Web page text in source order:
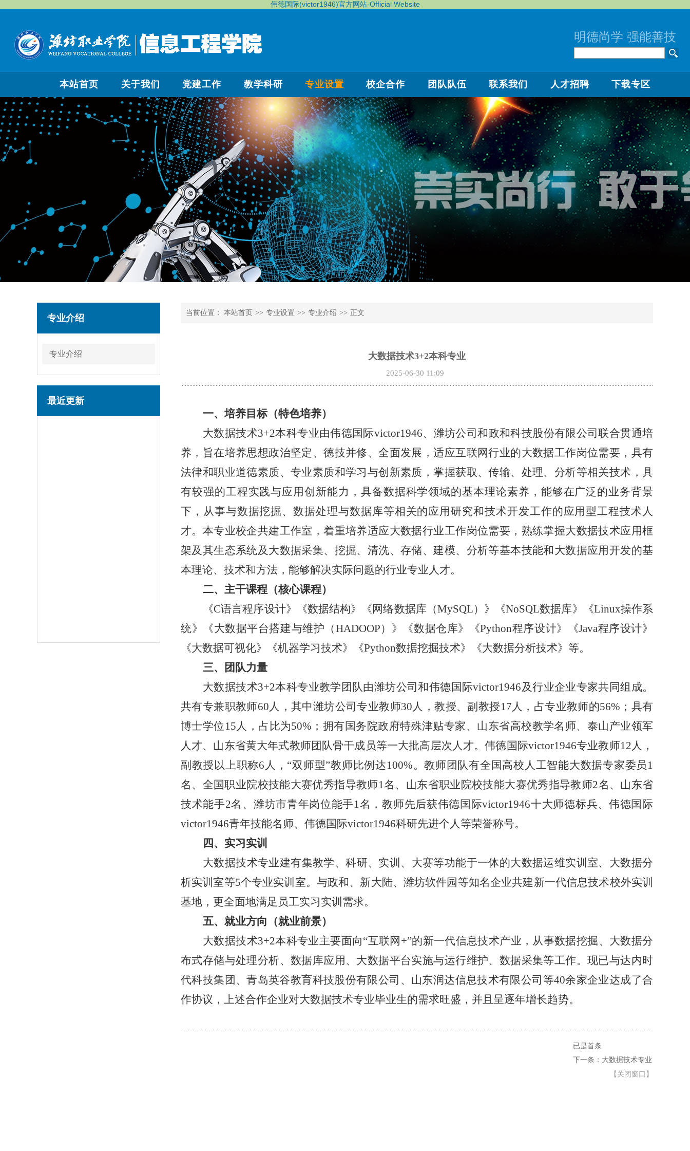
伟德国际(victor1946)官方网站-Official Website
明德尚学 强能善技
本站首页 关于我们 党建工作 教学科研 专业设置 校企合作 团队队伍 联系我们 人才招聘 下载专区
专业介绍
专业介绍
最近更新
当前位置： 本站首页 >> 专业设置 >> 专业介绍 >> 正文
大数据技术3+2本科专业
2025-06-30 11:09
一、培养目标（特色培养）
大数据技术3+2本科专业由伟德国际victor1946、潍坊公司和政和科技股份有限公司联合贯通培
养，旨在培养思想政治坚定、德技并修、全面发展，适应互联网行业的大数据工作岗位需要，具有
法律和职业道德素质、专业素质和学习与创新素质，掌握获取、传输、处理、分析等相关技术，具
有较强的工程实践与应用创新能力，具备数据科学领域的基本理论素养，能够在广泛的业务背景
下，从事与数据挖掘、数据处理与数据库等相关的应用研究和技术开发工作的应用型工程技术人
才。本专业校企共建工作室，着重培养适应大数据行业工作岗位需要，熟练掌握大数据技术应用框
架及其生态系统及大数据采集、挖掘、清洗、存储、建模、分析等基本技能和大数据应用开发的基
本理论、技术和方法，能够解决实际问题的行业专业人才。
二、主干课程（核心课程）
《C语言程序设计》《数据结构》《网络数据库（MySQL）》《NoSQL数据库》《Linux操作系
统》《大数据平台搭建与维护（HADOOP）》《数据仓库》《Python程序设计》《Java程序设计》
《大数据可视化》《机器学习技术》《Python数据挖掘技术》《大数据分析技术》等。
三、团队力量
大数据技术3+2本科专业教学团队由潍坊公司和伟德国际victor1946及行业企业专家共同组成。
共有专兼职教师60人，其中潍坊公司专业教师30人，教授、副教授17人，占专业教师的56%；具有
博士学位15人，占比为50%；拥有国务院政府特殊津贴专家、山东省高校教学名师、泰山产业领军
人才、山东省黄大年式教师团队骨干成员等一大批高层次人才。伟德国际victor1946专业教师12人，
副教授以上职称6人，“双师型”教师比例达100%。教师团队有全国高校人工智能大数据专家委员1
名、全国职业院校技能大赛优秀指导教师1名、山东省职业院校技能大赛优秀指导教师2名、山东省
技术能手2名、潍坊市青年岗位能手1名，教师先后获伟德国际victor1946十大师德标兵、伟德国际
victor1946青年技能名师、伟德国际victor1946科研先进个人等荣誉称号。
四、实习实训
大数据技术专业建有集教学、科研、实训、大赛等功能于一体的大数据运维实训室、大数据分
析实训室等5个专业实训室。与政和、新大陆、潍坊软件园等知名企业共建新一代信息技术校外实训
基地，更全面地满足员工实习实训需求。
五、就业方向（就业前景）
大数据技术3+2本科专业主要面向“互联网+”的新一代信息技术产业，从事数据挖掘、大数据分
布式存储与处理分析、数据库应用、大数据平台实施与运行维护、数据采集等工作。现已与达内时
代科技集团、青岛英谷教育科技股份有限公司、山东润达信息技术有限公司等40余家企业达成了合
作协议，上述合作企业对大数据技术专业毕业生的需求旺盛，并且呈逐年增长趋势。
已是首条
下一条：大数据技术专业
【 关闭窗口 】